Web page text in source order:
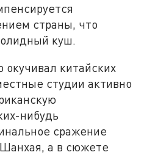
страны, что
куш.
окучивал китайских
студии активно
нибудь
сражение
а в сюжете